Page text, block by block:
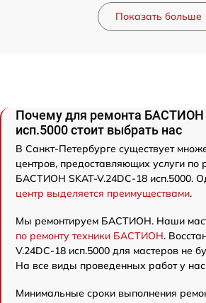
Показать больше
Почему для ремонта БАСТИОН
исп.5000 стоит выбрать нас
В Санкт-Петербурге существует
центров, предоставляющих услуги по
БАСТИОН SKAT-V.24DC-18 исп.5000.
центр выделяется преимуществами.
Мы ремонтируем БАСТИОН. Наши
по ремонту техники БАСТИОН.
V.24DC-18 исп.5000 для мастеров не
На все виды проведенных работ у нас
Минимальные сроки выполнения